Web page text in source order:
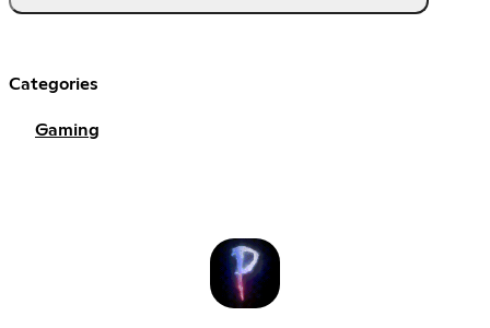
Categories
Gaming